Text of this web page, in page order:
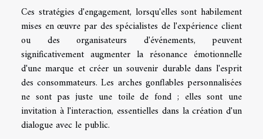
Ces stratégies d'engagement, lorsqu'elles sont habilement
mises en œuvre par des spécialistes de l'expérience client
ou des organisateurs d'événements, peuvent
significativement augmenter la résonance émotionnelle
d'une marque et créer un souvenir durable dans l'esprit
des consommateurs. Les arches gonflables personnalisées
ne sont pas juste une toile de fond ; elles sont une
invitation à l'interaction, essentielles dans la création d'un
dialogue avec le public.